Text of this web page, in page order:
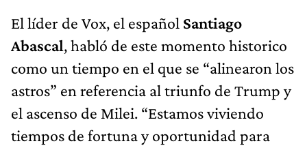
El líder de Vox, el español Santiago
Abascal, habló de este momento historico
como un tiempo en el que se “alinearon los
astros” en referencia al triunfo de Trump y
el ascenso de Milei. “Estamos viviendo
tiempos de fortuna y oportunidad para